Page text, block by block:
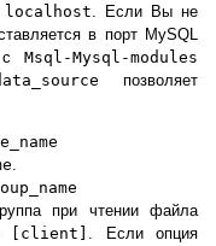
localhost. Если Вы не
в порт MySQL
с Msql-Mysql-modules
позволяет
.
при чтении файла
[client] . Если опция